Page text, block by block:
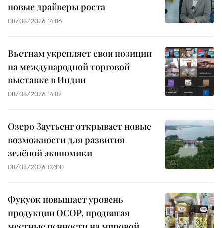
новые драйверы роста
08/08/2026 14:06
Вьетнам укрепляет свои позиции
на международной торговой
выставке в Индии
08/08/2026 14:02
Озеро Заутьенг открывает новые
возможности для развития
зелёной экономики
08/08/2026 07:00
Фукуок повышает уровень
продукции OCOP, продвигая